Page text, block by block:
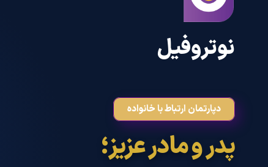
نوتروفیل
دپارتمان ارتباط با خانواده
پدر و مادر عزیز؛